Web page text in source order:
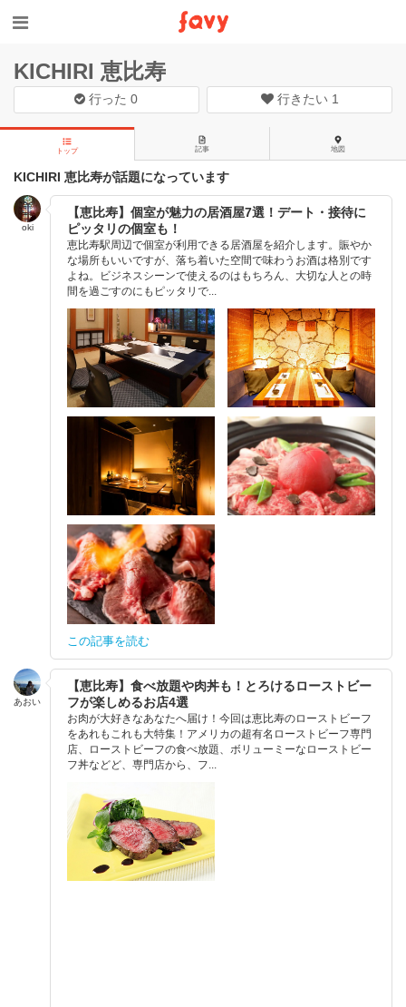
KICHIRI 恵比寿
行った0 行きたい 1
トップ 記事 地図
KICHIRI 恵比寿が話題になっています
oki
【恵比寿】個室が魅力の居酒屋7選！デート・接待に
ピッタリの個室も！
恵比寿駅周辺で個室が利用できる居酒屋を紹介します。賑やか
な場所もいいですが、落ち着いた空間で味わうお酒は格別です
よね。ビジネスシーンで使えるのはもちろん、大切な人との時
間を過ごすのにもピッタリで...
この記事を読む
あおい
【恵比寿】食べ放題や肉丼も！とろけるローストビー
フが楽しめるお店4選
お肉が大好きなあなたへ届け！今回は恵比寿のローストビーフ
をあれもこれも大特集！アメリカの超有名ローストビーフ専門
店、ローストビーフの食べ放題、ボリューミーなローストビー
フ丼などど、専門店から、フ...